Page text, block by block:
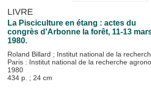
LIVRE
La Pisciculture en étang : actes du
congrès d'Arbonne la forêt, 11-13
1980.
Roland Billard ; Institut national de la
Paris : Institut national de la recherche
1980
434 p. ; 24 cm